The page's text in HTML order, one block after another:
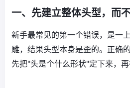
一、先建立整体头型，而
新手最常见的第一个错误，是一
雕，结果头型本身是歪的。正确
先把"头是个什么形状"定下来，再